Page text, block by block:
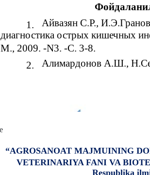
1.
Айвазян С.Р.,
диагностика острых кишечных
М., 2009. -N3. -C. 3-8.
2.
Алимардонов А.Ш.,
“AGROSANOAT MAJMUINING
VETERINARIYA FANI VA
Respublika